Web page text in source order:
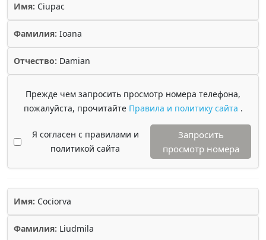
Имя: Ciupac
Фамилия: Ioana
Отчество: Damian
Прежде чем запросить просмотр номера телефона,
пожалуйста, прочитайте Правила и политику сайта .
Я согласен с правилами и
политикой сайта
Запросить
просмотр номера
Имя: Cociorva
Фамилия: Liudmila